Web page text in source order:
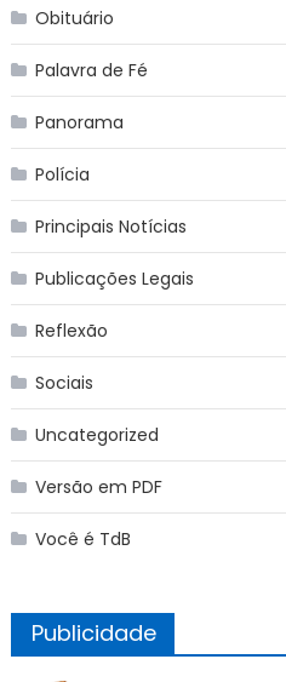
Obituário
Palavra de Fé
Panorama
Polícia
Principais Notícias
Publicações Legais
Reflexão
Sociais
Uncategorized
Versão em PDF
Você é TdB
Publicidade